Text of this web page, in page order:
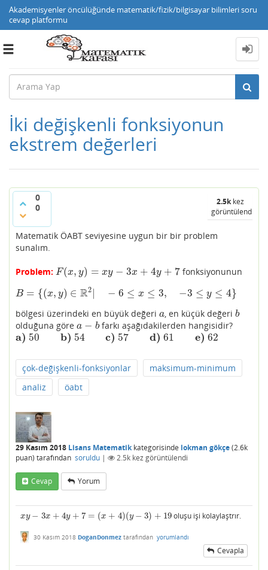
Akademisyenler öncülüğünde matematik/fizik/bilgisayar bilimleri soru
cevap platformu
Toggle
İki değişkenli fonksiyonun
ekstrem değerleri
0
0
2.5kkez
görüntülendi
Matematik ÖABT seviyesine uygun bir bir problem
sunalım.
Problem: F(x, y) = xy − 3x + 4y + 7
F(x,y)=xy −3x +4y +7 fonksiyonunun
B = {(x, y) ∈ R2 | − 6 ≤ x ≤ 3, −3 ≤ y ≤ 4}
B ={(x, R2 |− 6≤ x≤ 3,− 3≤y
}
bölgesi üzerindeki en büyük değeri a
a, en küçük değeri b
b
olduğuna göre a − b
a−b farkı aşağıdakilerden hangisidir?
a) 50 b) 54 c) 57 d) 61 e) 62
a) 50b) c) 57 d) 61 62
çok-değişkenli-fonksiyonlar
maksimum-minimum
analiz
öabt
29 Kasım 2018 Lisans Matematikkategorisinde lokman gökçe(2.6k
puan) tarafından soruldu | 2.5k kez görüntülendi
Cevap Yorum
xy − 3x + 4y + 7 = (x + 4)(y − 3) + 19
xy−3x +4y +7 =(x+4) (y −3 +19 oluşu işi kolaylaştrır.
30 Kasım 2018 DoganDonmez tarafından yorumlandı
Cevapla